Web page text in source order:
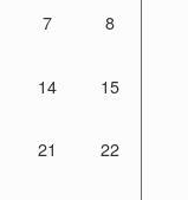
7 8
14 15
21 22